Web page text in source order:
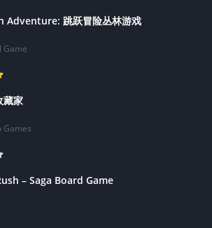
Adventure: 跳跃冒险丛林游戏
Game
藏家
Games
– Saga Board Game